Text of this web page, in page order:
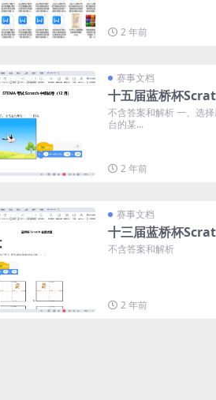
2 年前
赛事文档
十五届蓝桥杯
不含答案和解析 一、选
台的某...
2 年前
赛事文档
十三届蓝桥杯
不含答案和解析
2 年前